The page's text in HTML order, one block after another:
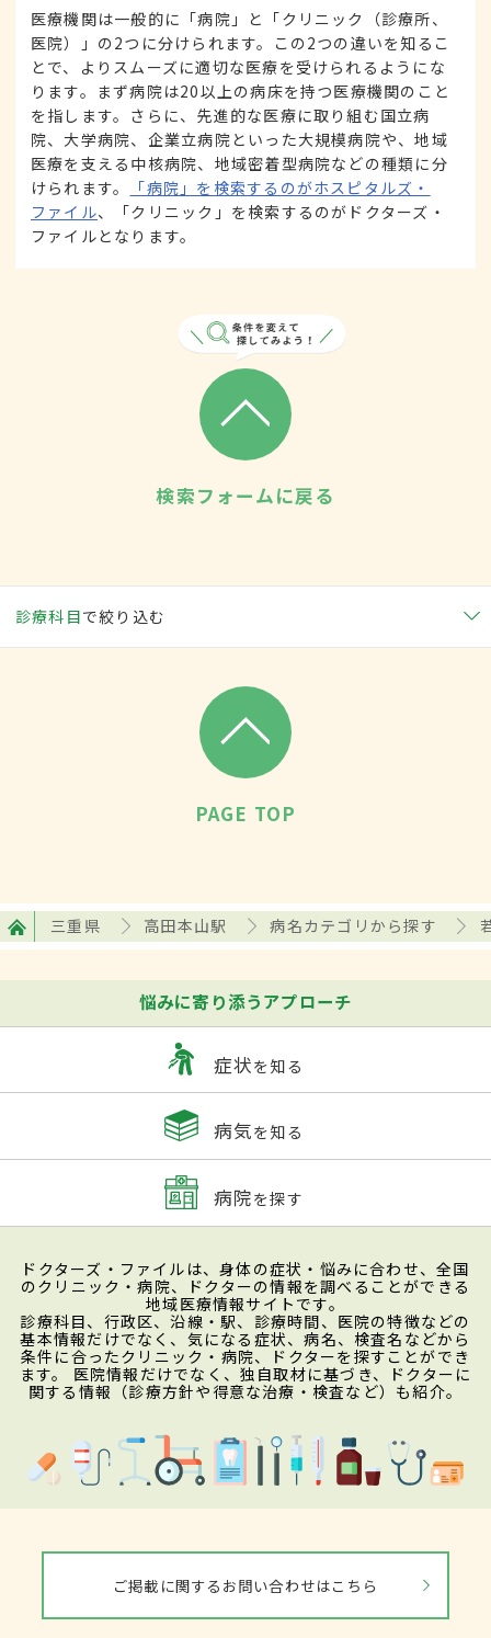
医療機関は一般的に「病院」と「クリニック（診療所、
医院）」の2つに分けられます。この2つの違いを知るこ
とで、よりスムーズに適切な医療を受けられるようにな
ります。まず病院は20以上の病床を持つ医療機関のこと
を指します。さらに、先進的な医療に取り組む国立病
院、大学病院、企業立病院といった大規模病院や、地域
医療を支える中核病院、地域密着型病院などの種類に分
けられます。
「病院」を検索するのがホスピタルズ・
ファイル、「クリニック」を検索するのがドクターズ・
ファイルとなります。
検索フォームに戻る
診療科目で絞り込む
PAGE TOP
三重県 高田本山駅 病名カテゴリから探す
悩みに寄り添うアプローチ
症状を知る
病気を知る
病院を探す
ドクターズ・ファイルは、身体の症状・悩みに合わせ、全国
のクリニック・病院、ドクターの情報を調べることができる
地域医療情報サイトです。
診療科目、行政区、沿線・駅、診療時間、医院の特徴などの
基本情報だけでなく、気になる症状、病名、検査名などから
条件に合ったクリニック・病院、ドクターを探すことができ
ます。 医院情報だけでなく、独自取材に基づき、ドクターに
関する情報（診療方針や得意な治療・検査など）も紹介。
ご掲載に関するお問い合わせはこちら